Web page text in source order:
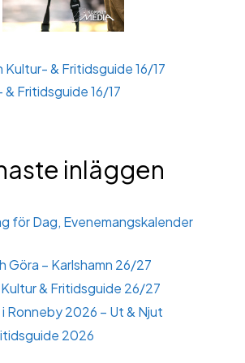
& Fritidsguide 16/17
Fritidsguide 16/17
inläggen
för Dag, Evenemangskalender
Göra – Karlshamn 26/27
& Fritidsguide 26/27
Ronneby 2026 – Ut & Njut
2026